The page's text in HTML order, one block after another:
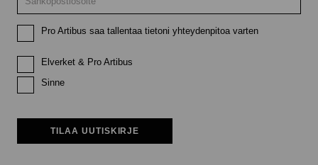
Pro Artibus saa tallentaa tietoni yhteydenpitoa varten
Elverket & Pro Artibus
Sinne
TILAA UUTISKIRJE